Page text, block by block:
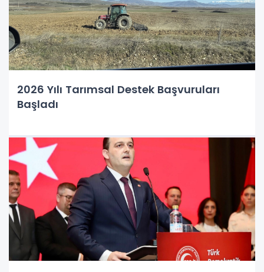
2026 Yılı Tarımsal Destek Başvuruları
Başladı